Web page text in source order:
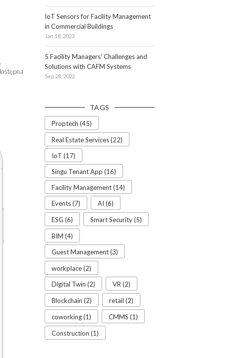
IoT Sensors for Facility Management
in Commercial Buildings
Jan 18, 2023
5 Facility Managers' Challenges and
Solutions with CAFM Systems
Sep 28, 2022
TAGS
Proptech (45)
Real Estate Services (22)
IoT (17)
Singu Tenant App (16)
Facility Management (14)
Events (7) AI (6)
ESG (6) Smart Security (5)
BIM (4)
Guest Management (3)
workplace (2)
Digital Twin (2) VR (2)
Blockchain (2) retail (2)
coworking (1) CMMS (1)
Construction (1)